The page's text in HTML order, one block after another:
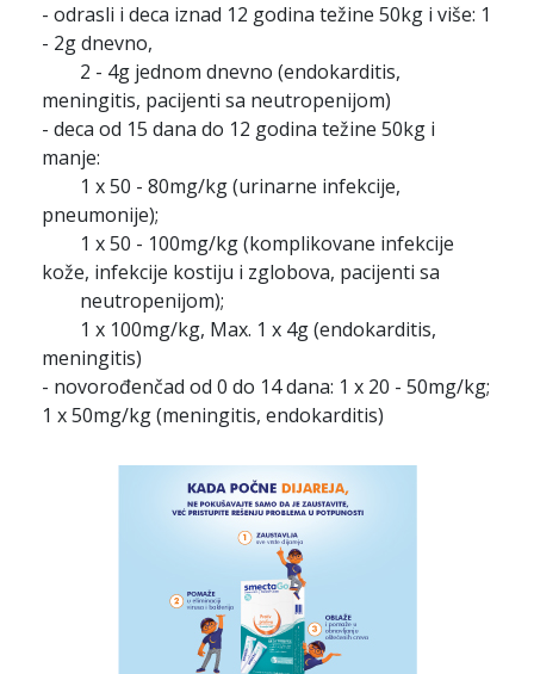
- odrasli i deca iznad 12 godina težine 50kg i više: 1
- 2g dnevno,
2 - 4g jednom dnevno (endokarditis,
meningitis, pacijenti sa neutropenijom)
- deca od 15 dana do 12 godina težine 50kg i
manje:
1 x 50 - 80mg/kg (urinarne infekcije,
pneumonije);
1 x 50 - 100mg/kg (komplikovane infekcije
kože, infekcije kostiju i zglobova, pacijenti sa
neutropenijom);
1 x 100mg/kg, Max. 1 x 4g (endokarditis,
meningitis)
- novorođenčad od 0 do 14 dana: 1 x 20 - 50mg/kg;
1 x 50mg/kg (meningitis, endokarditis)